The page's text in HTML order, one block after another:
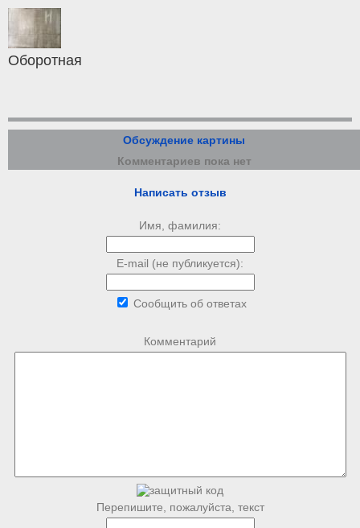
Оборотная
Обсуждение картины
Комментариев пока нет
Написать отзыв
Имя, фамилия:
E-mail (не публикуется):
Сообщить об ответах
Комментарий
Перепишите, пожалуйста, текст